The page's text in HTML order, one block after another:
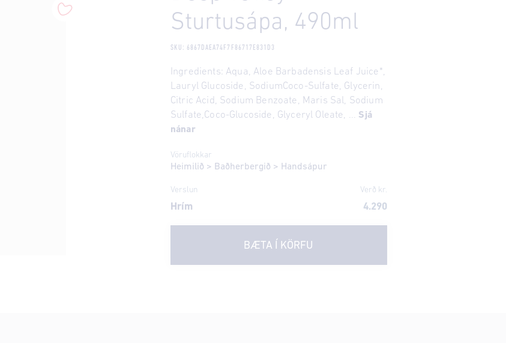
Sturtusápa, 490ml
SKU: 6867DAEA74F7F86717E831D3
Ingredients: Aqua, Aloe Barbadensis Leaf Juice*,
Lauryl Glucoside, SodiumCoco-Sulfate, Glycerin,
Citric Acid, Sodium Benzoate, Maris Sal, Sodium
Sulfate,Coco-Glucoside, Glyceryl Oleate, ... Sjá
nánar
Vöruflokkar
Heimilið > Baðherbergið > Handsápur
Verslun Verð kr.
Hrím 4.290
BÆTA Í KÖRFU